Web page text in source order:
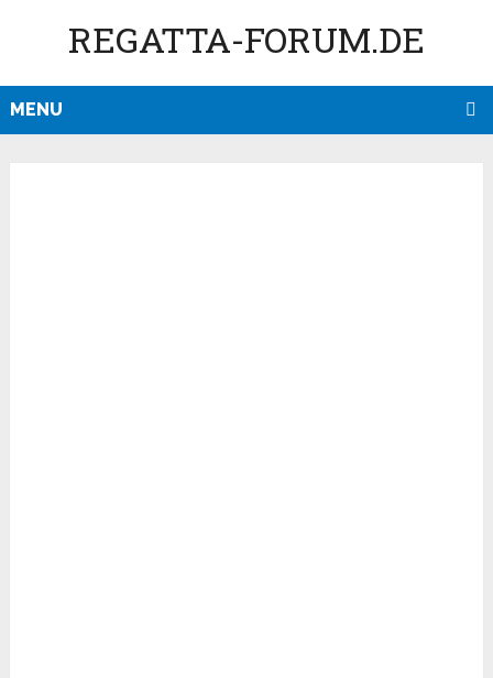
REGATTA-FORUM.DE
MENU